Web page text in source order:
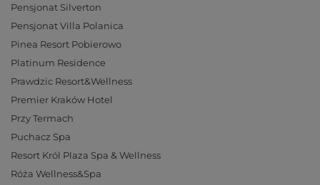
Pensjonat Silverton
Pensjonat Villa Polanica
Pinea Resort Pobierowo
Platinum Residence
Prawdzic Resort&Wellness
Premier Kraków Hotel
Przy Termach
Puchacz Spa
Resort Król Plaza Spa & Wellness
Róża Wellness&Spa